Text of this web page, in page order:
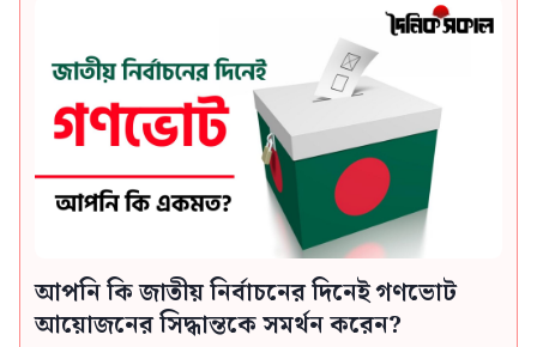
আপনি কি জাতীয় নির্বাচনের দিনেই গণভোট
আয়োজনের সিদ্ধান্তকে সমর্থন করেন?